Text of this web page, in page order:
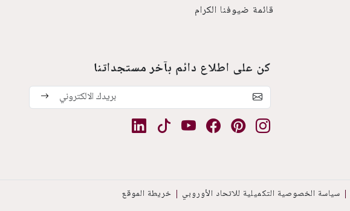
قائمة ضيوفنا الكرام
كن على اطلاع دائم بآخر مستجداتنا
سياسة الخصوصية التكميلية للاتحاد الأوروبي خريطة الموقع